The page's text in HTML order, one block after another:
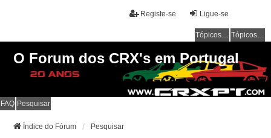
Ligue-se
Registe-se
Tópicos sem resposta Tópicos ativos
O Forum dos CRX's em Portugal
FAQ Pesquisar
Índice do Fórum Pesquisar